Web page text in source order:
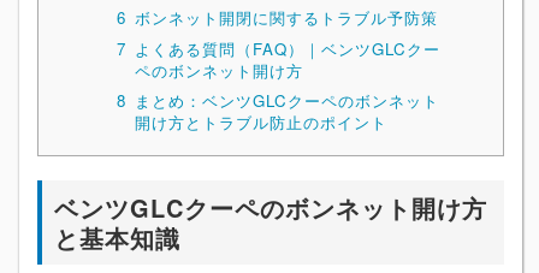
6 ボンネット開閉に関するトラブル予防策
7 よくある質問（FAQ）｜ベンツGLCクー
ペのボンネット開け方
8 まとめ：ベンツGLCクーペのボンネット
開け方とトラブル防止のポイント
ベンツGLCクーペのボンネット開け方
と基本知識